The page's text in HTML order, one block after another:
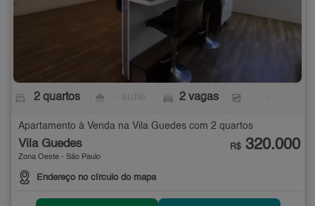
2 quartos 2 vagas
Apartamento à Venda na Vila Guedes com 2 quartos
Vila Guedes
Zona Oeste - São Paulo
Endereço no círculo do mapa
R$ 320.000